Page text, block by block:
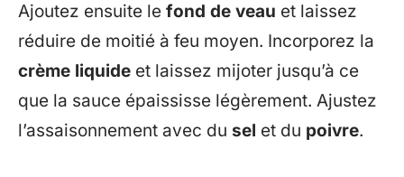
Ajoutez ensuite le fond de veau et laissez
réduire de moitié à feu moyen. Incorporez la
crème liquide et laissez mijoter jusqu’à ce
que la sauce épaississe légèrement. Ajustez
l’assaisonnement avec du sel et du poivre.